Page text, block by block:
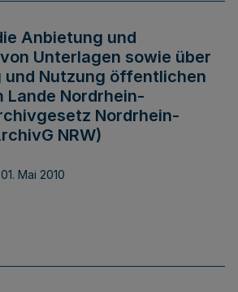
Anbietung und
Unterlagen sowie über
und Nutzung öffentlichen
Nordrhein-
Nordrhein-
NRW)
Mai 2010